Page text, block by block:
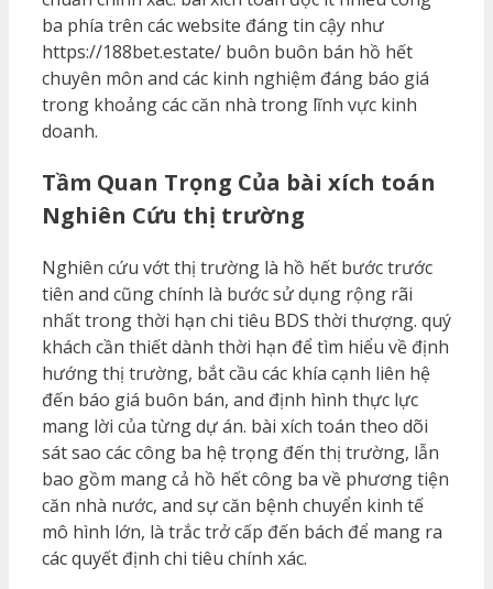
ba phía trên các website đáng tin cậy như
https://188bet.estate/ buôn buôn bán hồ hết
chuyên môn and các kinh nghiệm đáng báo giá
trong khoảng các căn nhà trong lĩnh vực kinh
doanh.
Tầm Quan Trọng Của bài xích toán
Nghiên Cứu thị trường
Nghiên cứu vớt thị trường là hồ hết bước trước
tiên and cũng chính là bước sử dụng rộng rãi
nhất trong thời hạn chi tiêu BDS thời thượng. quý
khách cần thiết dành thời hạn để tìm hiểu về định
hướng thị trường, bắt cầu các khía cạnh liên hệ
đến báo giá buôn bán, and định hình thực lực
mang lời của từng dự án. bài xích toán theo dõi
sát sao các công ba hệ trọng đến thị trường, lẫn
bao gồm mang cả hồ hết công ba về phương tiện
căn nhà nước, and sự căn bệnh chuyển kinh tế
mô hình lớn, là trắc trở cấp đến bách để mang ra
các quyết định chi tiêu chính xác.